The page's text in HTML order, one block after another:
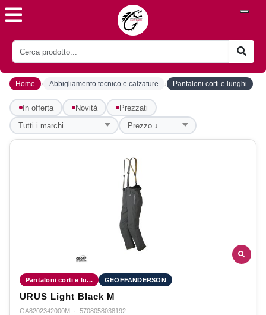
Home › Abbigliamento tecnico e calzature › Pantaloni corti e lunghi
In offerta Novità Prezzati
Pantaloni corti e lu... GEOFFANDERSON
URUS Light Black M
GA8202342000M · 5708058038192